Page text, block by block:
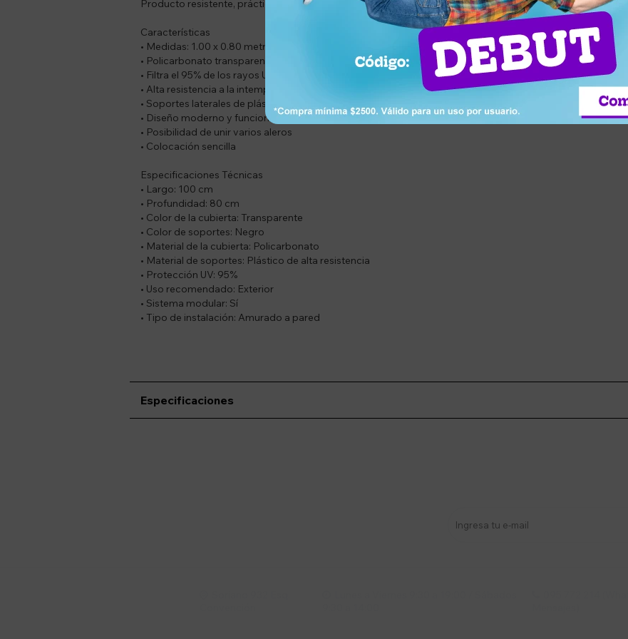
Producto resistente, práctico y de muy fácil instalación.
Características
• Medidas: 1.00 x 0.80 metros
• Policarbonato transparente de alta calidad
• Filtra el 95% de los rayos UV
• Alta resistencia a la intemperie
• Soportes laterales de plástico color negro
• Diseño moderno y funcional
• Posibilidad de unir varios aleros
• Colocación sencilla
Especificaciones Técnicas
• Largo: 100 cm
• Profundidad: 80 cm
• Color de la cubierta: Transparente
• Color de soportes: Negro
• Material de la cubierta: Policarbonato
• Material de soportes: Plástico de alta resistencia
• Protección UV: 95%
• Uso recomendado: Exterior
• Sistema modular: Sí
• Tipo de instalación: Amurado a pared
Especificaciones